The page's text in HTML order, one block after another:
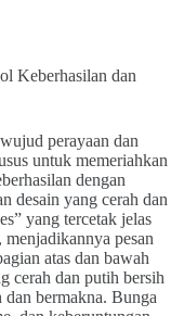
Keberhasilan dan
perayaan dan
untuk memeriahkan
dengan
desain yang cerah dan
yang tercetak jelas
pesan
atas dan bawah
cerah dan putih bersih
bermakna. Bunga